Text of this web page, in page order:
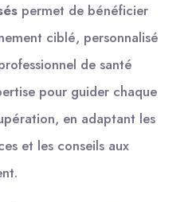
permet de bénéficier
ciblé, personnalisé
de santé
pour guider chaque
en adaptant les
et les conseils aux